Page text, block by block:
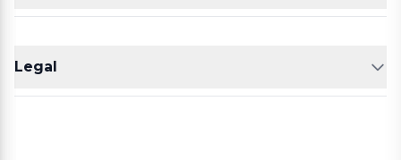
FRUTERÍAS
POLLERÍA
CHARCUTERIA
Legal
Aviso legal